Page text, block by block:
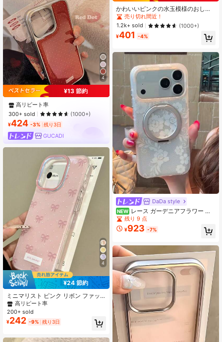
4
¥13 節約
高リピート率
300+ sold
(1000+)
¥424 -3% 残り3日
GUCADI
4
¥24 節約
ミニマリスト ピンク リボン ファッ
ション IMD 半透明 カラフルペイント
厚手 大きな穴 落下防止 プリント ス
マホケース 16/16 Pro/16 Pro Max/16
Plus, 15 XR/7/8, 15 Pro Max, 12 Pro
4, 11, 12, P14, P11 ソフトシェル, P12
高リピート率
200+ sold
¥242 -9% 残り3日
かわいいピンクの水玉模様のおしゃ
れなスマホケース 1個 かわいい水玉
模様ラインストーンカメラフラッシ
ュ付きスマホケース iPhone 17 Pro 1
6 Plus 12 15 11 Pro Max 13 14 Plus 1
7 Pro Max 16 Pro Max 16 Proに対応
誕生日パーティー
売り切れ間近！
1.2k+ sold
(1000+)
¥401 -4%
DaDa style
NEW レース ガーデニアフラワー ス
マホケース Apple 17 Pro Max、16 新
モデル、15 Pro、14 PM対応、フル
カバー保護シェル 女性向け
残り 9 点
¥923 -7%